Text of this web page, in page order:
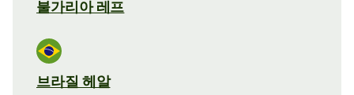
불가리아 레프
브라질 헤알